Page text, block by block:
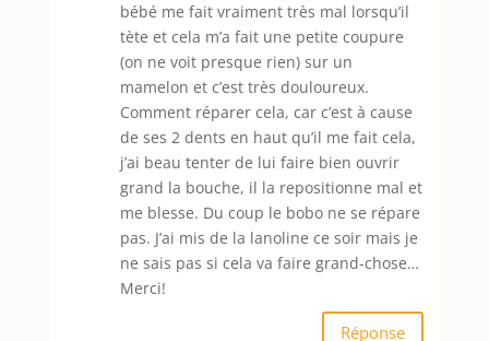
bébé me fait vraiment très mal lorsqu’il
tète et cela m’a fait une petite coupure
(on ne voit presque rien) sur un
mamelon et c’est très douloureux.
Comment réparer cela, car c’est à cause
de ses 2 dents en haut qu’il me fait cela,
j’ai beau tenter de lui faire bien ouvrir
grand la bouche, il la repositionne mal et
me blesse. Du coup le bobo ne se répare
pas. J’ai mis de la lanoline ce soir mais je
ne sais pas si cela va faire grand-chose…
Merci!
Réponse